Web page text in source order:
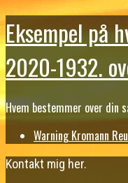
Eksempel på
2020-1932.
Hvem bestemmer over din
Warning Kromann
Kontakt mig her.